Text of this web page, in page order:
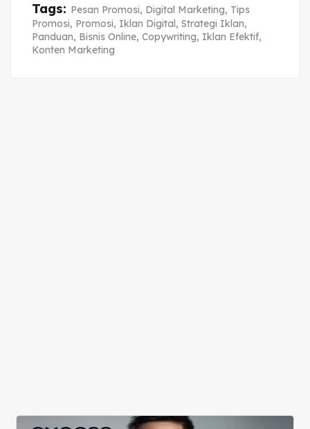
Tags: Pesan Promosi, Digital Marketing, Tips
Promosi, Promosi, Iklan Digital, Strategi Iklan,
Panduan, Bisnis Online, Copywriting, Iklan Efektif,
Konten Marketing